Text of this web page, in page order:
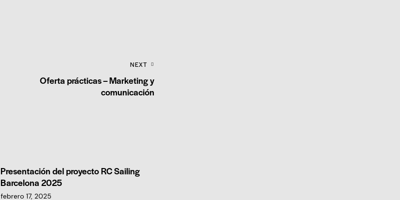
NEXT
Oferta prácticas – Marketing y
comunicación
Presentación del proyecto RC Sailing
Barcelona 2025
febrero 17, 2025